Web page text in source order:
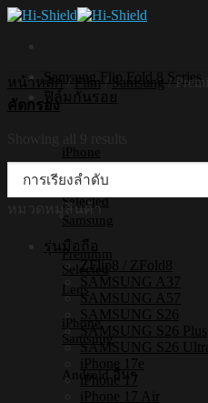
Skip
Samsung Flip Fold 8 Series
ฟิล์มกันรอย
iPhone
Premium
Selected
Samsung
Premium
Selected
Lens
iPhone
Samsung
Android อื่นๆ
หน้าหลัก / Film / Samsung /
คัดกรอง
หมวดหมู่สินค้า
รุ่นมือถือ
ZFlip8 / ZFold8
SAMSUNG A37
SAMSUNG A57
SAMSUNG S26
SAMSUNG S26 Plus
SAMSUNG S26
iPhone 17e
iPhone 17
iPhone 17 Air